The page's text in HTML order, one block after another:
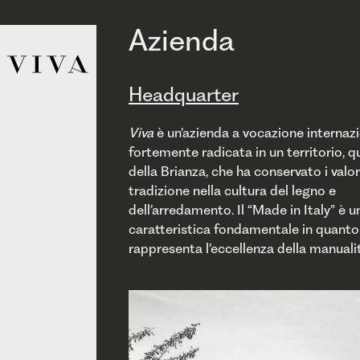
Azienda
Headquarter
Viva è un’azienda a vocazione
fortemente radicata in un territorio,
della Brianza, che ha conservato i
tradizione nella cultura del legno e
dell’arredamento. Il “Made in Italy” è
caratteristica fondamentale in quanto
rappresenta l’eccellenza della
artigiana unita all’elevata
lavorazioni industriali, che viva trasmette
realizzazione di porte interne di alta
l’evoluzione di una cultura artigianale con più di
un secolo di storia coniugata ad
in moderne tecnologie produttive, associando
così una conoscenza tecnica specifica a
cultura del “saper fare”. L’ispirazione
offre porte di elevate peculiarità
caratteristiche tecniche uniche,
esigenze e i gusti di un pubblico eterogeneo ed
internazionale, per anticipare ed
tendenze globali con un alto livello di